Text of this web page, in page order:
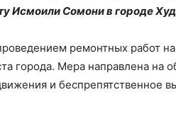
Исмоили Сомони в городе
ремонтных работ
города. Мера направлена на
и беспрепятственное